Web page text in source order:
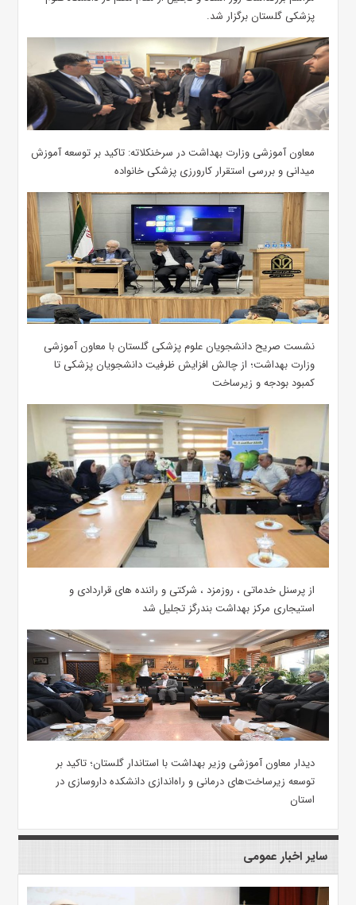
پزشکی گلستان برگزار شد.‌
معاون آموزشی وزارت بهداشت در سرخنکلاته: تاکید بر توسعه آموزش
میدانی و بررسی استقرار کارورزی پزشکی ‌خانواده
نشست صریح دانشجویان علوم پزشکی گلستان با معاون آموزشی
وزارت بهداشت؛ از چالش افزایش ظرفیت دانشجویان ‌پزشکی تا
کمبود بودجه و زیرساخت
از پرسنل خدماتی ، روزمزد ، شرکتی و راننده های قراردادی و
استیجاری مرکز بهداشت بندرگز تجلیل شد
دیدار معاون آموزشی وزیر بهداشت با استاندار گلستان؛ تاکید بر
توسعه زیرساخت‌های درمانی و راه‌اندازی دانشکده داروسازی در
استان
سایر اخبار عمومی